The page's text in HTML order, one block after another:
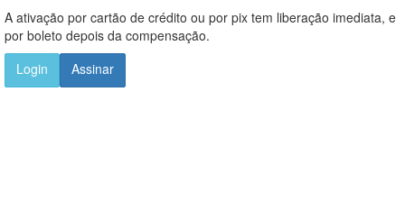
A ativação por cartão de crédito ou por pix tem liberação imediata, e
por boleto depois da compensação.
Login
Assinar